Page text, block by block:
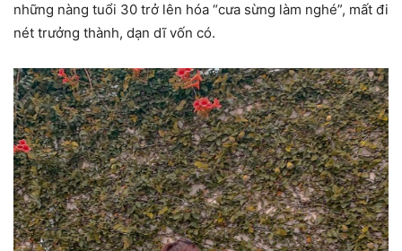
những nàng tuổi 30 trở lên hóa “cưa sừng làm nghé”, mất đi
nét trưởng thành, dạn dĩ vốn có.